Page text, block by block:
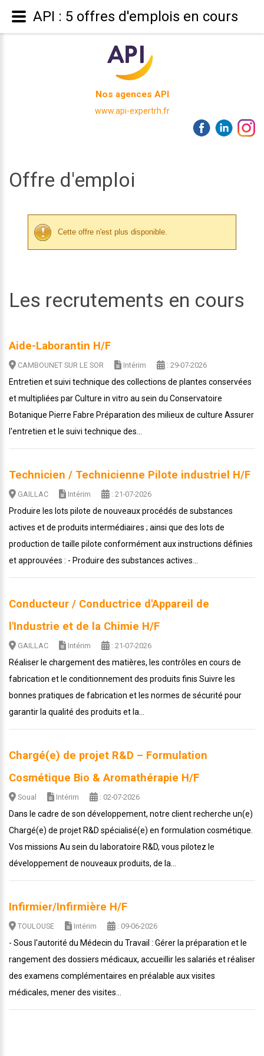
Nos agences API
www.api-expertrh.fr
Offre d'emploi
Cette offre n'est plus disponible.
Les recrutements en cours
Aide-Laborantin H/F
CAMBOUNET SUR LE SOR Intérim : 29-07-2026
Entretien et suivi technique des collections de plantes conservées
et multipliées par Culture in vitro au sein du Conservatoire
Botanique Pierre Fabre Préparation des milieux de culture Assurer
l'entretien et le suivi technique des...
Technicien / Technicienne Pilote industriel H/F
GAILLAC Intérim : 21-07-2026
Produire les lots pilote de nouveaux procédés de substances
actives et de produits intermédiaires ; ainsi que des lots de
production de taille pilote conformément aux instructions définies
et approuvées : - Produire des substances actives...
Conducteur / Conductrice d'Appareil de
l'Industrie et de la Chimie H/F
GAILLAC Intérim : 21-07-2026
Réaliser le chargement des matières, les contrôles en cours de
fabrication et le conditionnement des produits finis Suivre les
bonnes pratiques de fabrication et les normes de sécurité pour
garantir la qualité des produits et la...
Chargé(e) de projet R&D – Formulation
Cosmétique Bio & Aromathérapie H/F
Soual Intérim : 02-07-2026
Dans le cadre de son développement, notre client recherche un(e)
Chargé(e) de projet R&D spécialisé(e) en formulation cosmétique.
Vos missions Au sein du laboratoire R&D, vous pilotez le
développement de nouveaux produits, de la...
Infirmier/Infirmière H/F
TOULOUSE Intérim : 09-06-2026
- Sous l'autorité du Médecin du Travail : Gérer la préparation et le
rangement des dossiers médicaux, accueillir les salariés et réaliser
des examens complémentaires en préalable aux visites
médicales, mener des visites...
API : 5 offres d'emplois en cours